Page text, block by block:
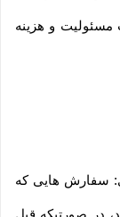
مسئولیت و هزینه
سفارش هایی که
در صورتیکه قبل